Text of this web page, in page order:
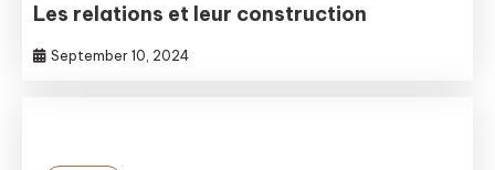
Les relations et leur construction
September 10, 2024